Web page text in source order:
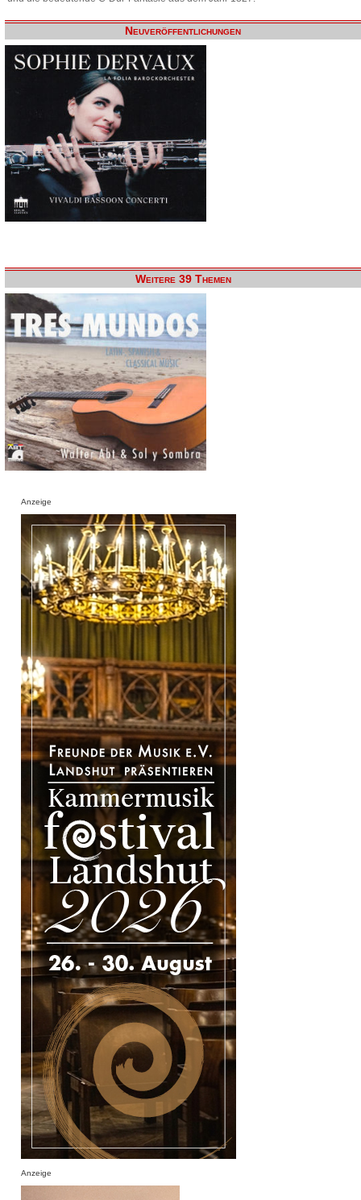
Neuveröffentlichungen
Weitere 39 Themen
Anzeige
Anzeige